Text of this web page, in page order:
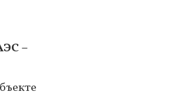
–